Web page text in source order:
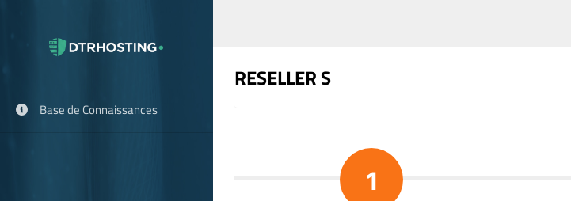
RESELLER S
1
Base de Connaissances